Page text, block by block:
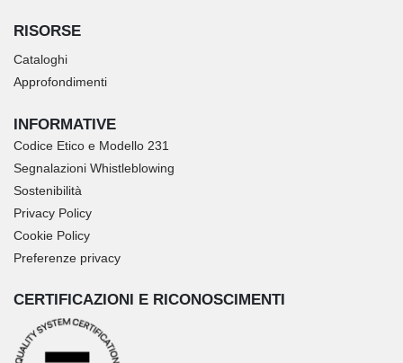
RISORSE
Cataloghi
Approfondimenti
INFORMATIVE
Codice Etico e Modello 231
Segnalazioni Whistleblowing
Sostenibilità
Privacy Policy
Cookie Policy
Preferenze privacy
CERTIFICAZIONI E RICONOSCIMENTI